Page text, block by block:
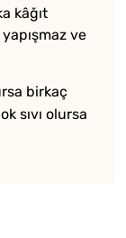
kâğıt
ve
birkaç
sıvı olursa